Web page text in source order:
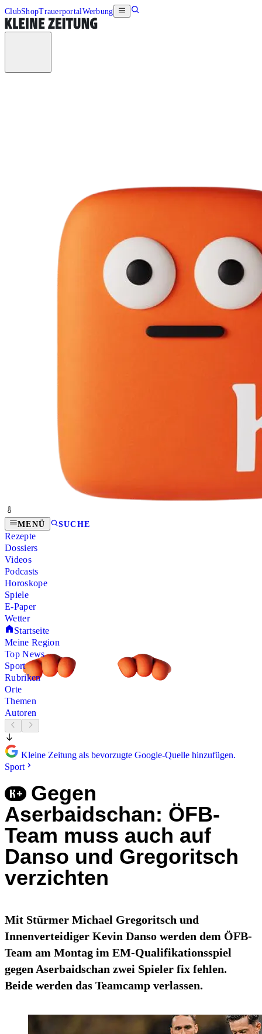
ClubShopTrauerportalWerbung
MENÜ SUCHE
Rezepte
Dossiers
Videos
Podcasts
Horoskope
Spiele
E-Paper
Wetter
Startseite
Meine Region
Top News
Sport
Rubriken
Orte
Themen
Autoren
Kleine Zeitung als bevorzugte Google-Quelle hinzufügen.
Sport
Gegen
Aserbaidschan: ÖFB-
Team muss auch auf
Danso und Gregoritsch
verzichten
Mit Stürmer Michael Gregoritsch und
Innenverteidiger Kevin Danso werden dem ÖFB-
Team am Montag im EM-Qualifikationsspiel
gegen Aserbaidschan zwei Spieler fix fehlen.
Beide werden das Teamcamp verlassen.